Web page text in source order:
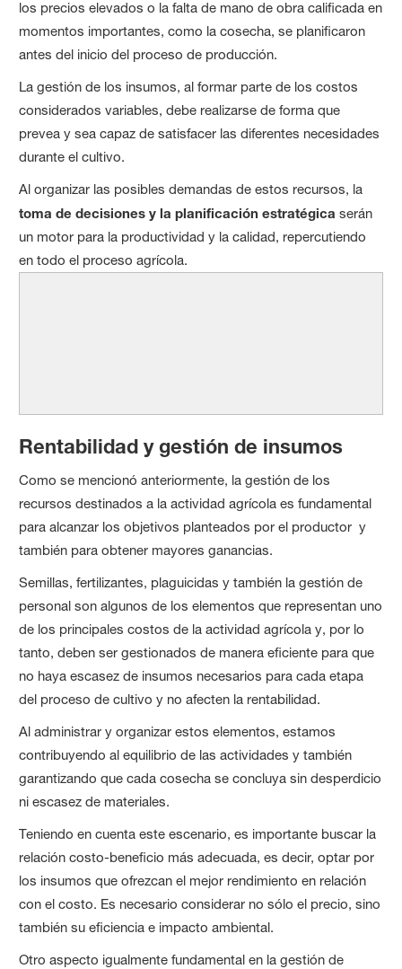
los precios elevados o la falta de mano de obra calificada en
momentos importantes, como la cosecha, se planificaron
antes del inicio del proceso de producción.
La gestión de los insumos, al formar parte de los costos
considerados variables, debe realizarse de forma que
prevea y sea capaz de satisfacer las diferentes necesidades
durante el cultivo.
Al organizar las posibles demandas de estos recursos, la
toma de decisiones y la planificación estratégica serán
un motor para la productividad y la calidad, repercutiendo
en todo el proceso agrícola.
Rentabilidad y gestión de insumos
Como se mencionó anteriormente, la gestión de los
recursos destinados a la actividad agrícola es fundamental
para alcanzar los objetivos planteados por el productor y
también para obtener mayores ganancias.
Semillas, fertilizantes, plaguicidas y también la gestión de
personal son algunos de los elementos que representan uno
de los principales costos de la actividad agrícola y, por lo
tanto, deben ser gestionados de manera eficiente para que
no haya escasez de insumos necesarios para cada etapa
del proceso de cultivo y no afecten la rentabilidad.
Al administrar y organizar estos elementos, estamos
contribuyendo al equilibrio de las actividades y también
garantizando que cada cosecha se concluya sin desperdicio
ni escasez de materiales.
Teniendo en cuenta este escenario, es importante buscar la
relación costo-beneficio más adecuada, es decir, optar por
los insumos que ofrezcan el mejor rendimiento en relación
con el costo. Es necesario considerar no sólo el precio, sino
también su eficiencia e impacto ambiental.
Otro aspecto igualmente fundamental en la gestión de